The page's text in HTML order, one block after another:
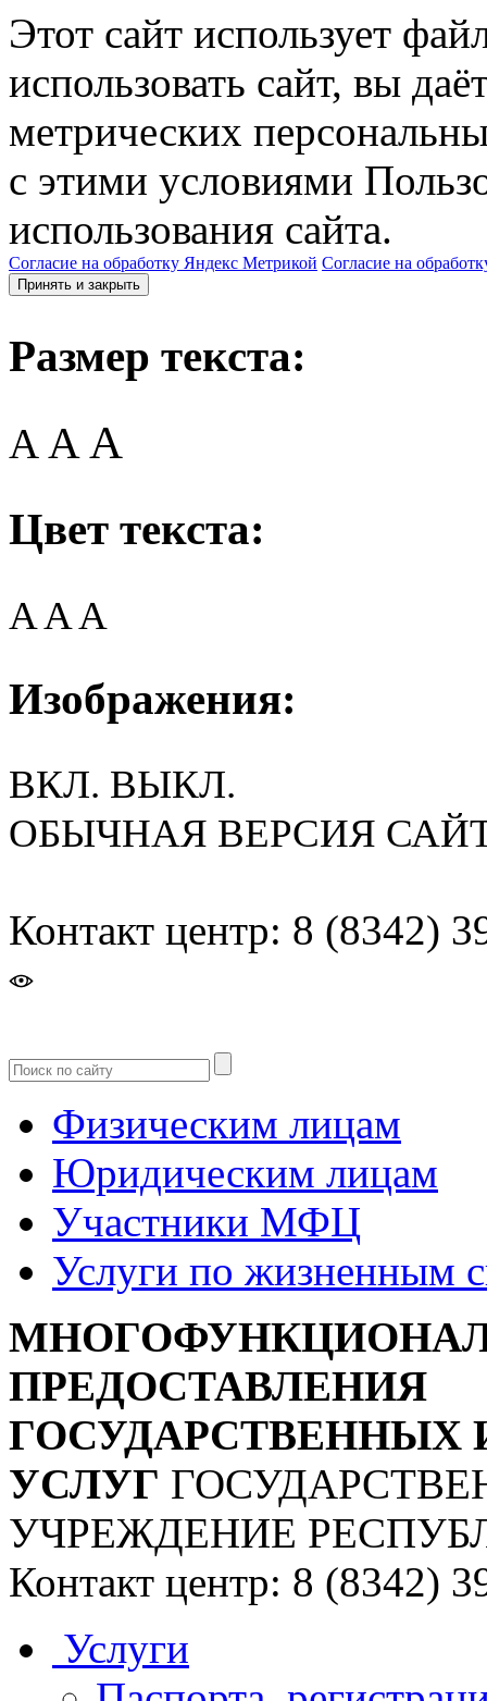
Этот сайт использует
использовать сайт, вы
метрических
с этими условиями
использования сайта.
Согласие на обработку Яндекс Метрикой Согласие на
Принять и закрыть
Размер текста:
A AA
Цвет текста:
AAA
Изображения:
ВКЛ. ВЫКЛ.
ОБЫЧНАЯ ВЕРСИЯ
Контакт центр: 8 (8342)
Физическим лицам
Юридическим лицам
Участники МФЦ
Услуги по жизненным
ПРЕДОСТАВЛЕНИЯ
УСЛУГ
УЧРЕЖДЕНИЕ
Контакт центр: 8 (8342)
Услуги